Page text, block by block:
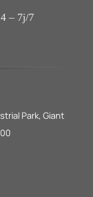
– 7j/7
Park, Giant